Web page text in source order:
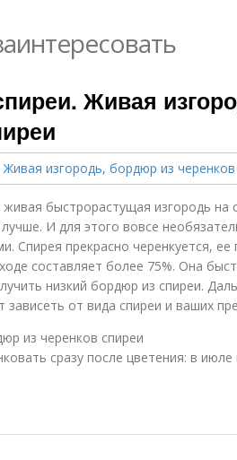
Живая
быстрорастущая изгородь на
И для этого вовсе
Спирея прекрасно черенкуется,
составляет более 75%. Она
низкий бордюр из спиреи.
зависеть от вида спиреи и ваших
из черенков спиреи
сразу после цветения: в июле